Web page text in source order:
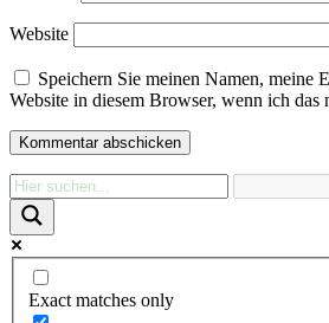
Website
Speichern Sie meinen Namen, meine
Website in diesem Browser, wenn ich das
Exact matches only